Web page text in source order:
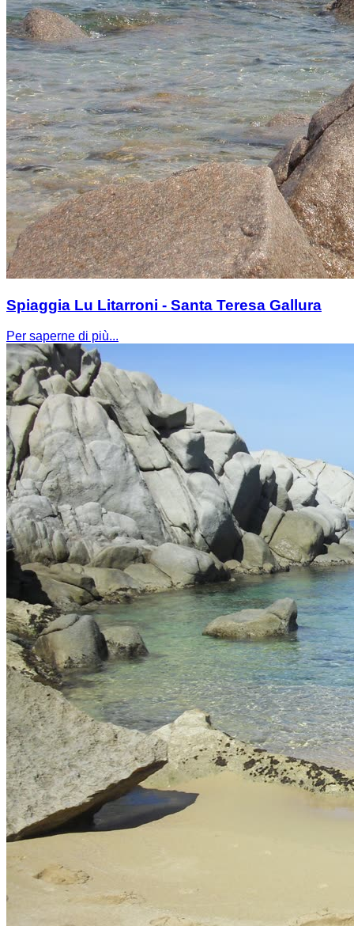
Spiaggia Lu Litarroni - Santa Teresa Gallura
Per saperne di più...